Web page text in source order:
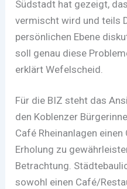
Südstadt hat gezeigt,
vermischt wird und teils
persönlichen Ebene
soll genau diese
erklärt Wefelscheid.
Für die BIZ steht das
den Koblenzer
Café Rheinanlagen
Erholung zu
Betrachtung.
sowohl einen Café/